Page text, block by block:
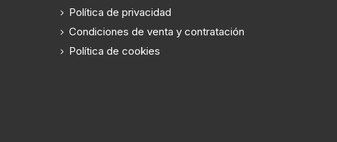
Política de privacidad
Condiciones de venta y contratación
Política de cookies